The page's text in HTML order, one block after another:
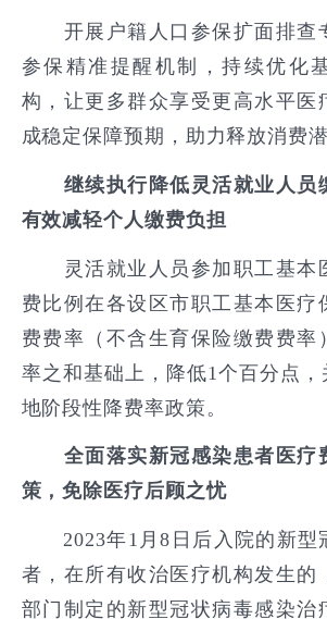
开展户籍人口参保扩面排查
参保精准提醒机制，持续优化
构，让更多群众享受更高水平医
成稳定保障预期，助力释放消费潜
继续执行降低灵活就业人员
有效减轻个人缴费负担
灵活就业人员参加职工基本
费比例在各设区市职工基本医疗
费费率（不含生育保险缴费费率
率之和基础上，降低1个百分点，
地阶段性降费率政策。
全面落实新冠感染患者医疗
策，免除医疗后顾之忧
2023年1月8日后入院的新型
者，在所有收治医疗机构发生的
部门制定的新型冠状病毒感染治